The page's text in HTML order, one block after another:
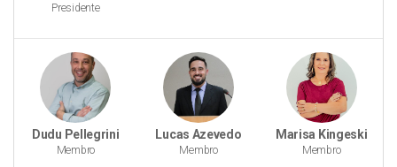
Presidente
Dudu Pellegrini
Membro
Lucas Azevedo
Membro
Marisa Kingeski
Membro